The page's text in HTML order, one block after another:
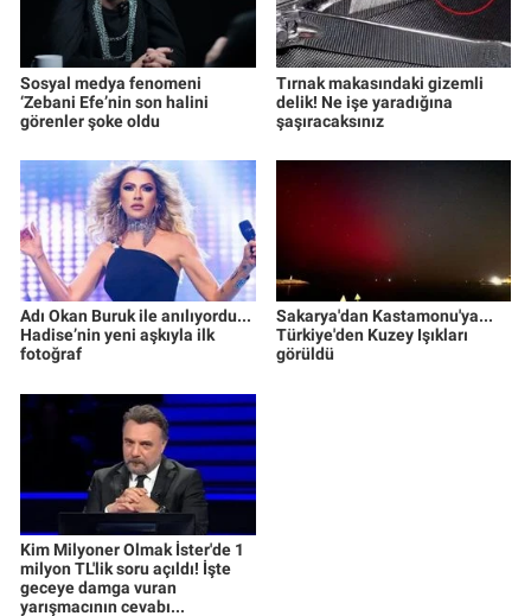
Sosyal medya fenomeni
‘Zebani Efe’nin son halini
görenler şoke oldu
Tırnak makasındaki gizemli
delik! Ne işe yaradığına
şaşıracaksınız
Adı Okan Buruk ile anılıyordu...
Hadise’nin yeni aşkıyla ilk
fotoğraf
Sakarya'dan Kastamonu'ya...
Türkiye'den Kuzey Işıkları
görüldü
Kim Milyoner Olmak İster'de 1
milyon TL'lik soru açıldı! İşte
geceye damga vuran
yarışmacının cevabı...